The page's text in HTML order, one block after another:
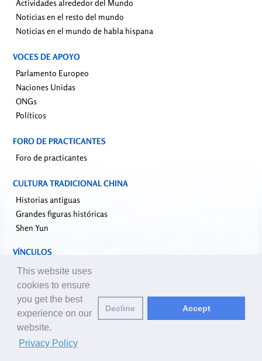
Actividades alrededor del Mundo
Noticias en el resto del mundo
Noticias en el mundo de habla hispana
VOCES DE APOYO
Parlamento Europeo
Naciones Unidas
ONGs
Políticos
FORO DE PRACTICANTES
Foro de practicantes
CULTURA TRADICIONAL CHINA
Historias antiguas
Grandes figuras históricas
Shen Yun
VÍNCULOS
falundafa.org
faluninfo.net
minghui.org
pureinsight.org
Correo de editores:
This website uses
cookies to ensure
you get the best
experience on our
website.
Privacy Policy
Decline Accept